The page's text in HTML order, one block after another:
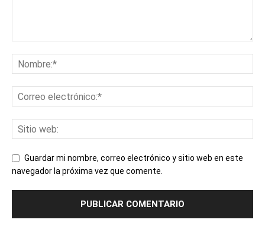
Guardar mi nombre, correo electrónico y sitio web en este
navegador la próxima vez que comente.